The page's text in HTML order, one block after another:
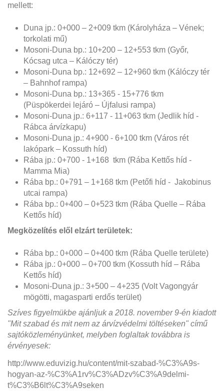
mellett:
Duna jp.: 0+000 – 2+009 tkm (Károlyháza – Vének;
torkolati mű)
Mosoni-Duna bp.: 10+200 – 12+553 tkm (Győr,
Kócsag utca – Kálóczy tér)
Mosoni-Duna bp.: 12+692 – 12+960 tkm (Kálóczy tér
– Bahnhof rampa)
Mosoni-Duna bp.: 13+365 - 15+776 tkm
(Püspökerdei lejáró – Újfalusi rampa)
Mosoni-Duna jp.: 6+117 - 11+063 tkm (Jedlik híd -
Rábca árvízkapu)
Mosoni-Duna jp.: 4+900 - 6+100 tkm (Város rét
lakópark – Kossuth híd)
Rába jp.: 0+700 - 1+168 tkm (Rába Kettős híd -
Mamma Mia)
Rába bp.: 0+791 – 1+168 tkm (Petőfi híd - Jakobinus
utcai rampa)
Rába bp.: 0+400 – 0+523 tkm (Rába Quelle – Rába
Kettős híd)
Megközelítés elől elzárt területek:
Rába bp.: 0+000 – 0+400 tkm (Rába Quelle területe)
Rába jp.: 0+000 – 0+700 tkm (Kossuth híd – Rába
Kettős híd)
Mosoni-Duna jp.: 3+500 – 4+235 (Volt Vagongyár
mögötti, magasparti erdős terület)
Szíves figyelmükbe ajánljuk a 2018. november 9-én kiadott
"Mit szabad és mit nem az árvízvédelmi töltéseken" című
sajtóközleményünket, melyben foglaltak továbbra is
érvényesek:
http://www.eduvizig.hu/content/mit-szabad-%C3%A9s-
hogyan-az-%C3%A1rv%C3%ADzv%C3%A9delmi-
t%C3%B6lt%C3%A9seken